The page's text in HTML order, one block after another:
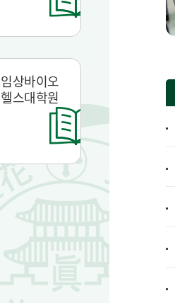
임상바이오
헬스대학원